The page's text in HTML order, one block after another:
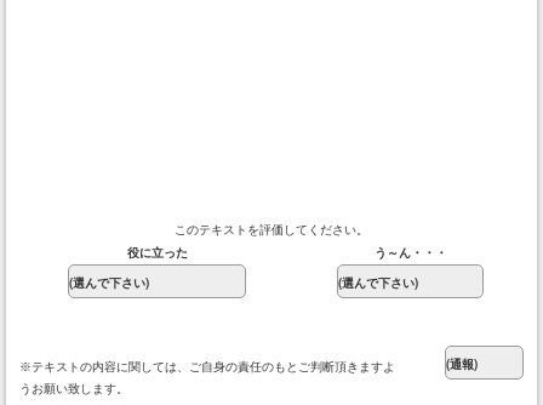
このテキストを評価してください。
役に立った
う～ん・・・
※テキストの内容に関しては、ご自身の責任のもとご判断頂きますよ
うお願い致します。